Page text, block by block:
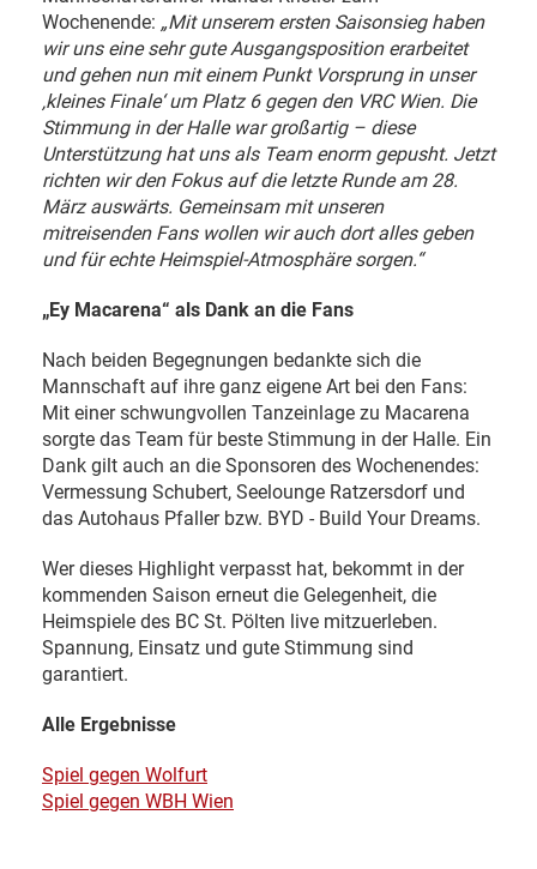
Wochenende: „Mit unserem ersten Saisonsieg haben
wir uns eine sehr gute Ausgangsposition erarbeitet
und gehen nun mit einem Punkt Vorsprung in unser
‚kleines Finale‘ um Platz 6 gegen den VRC Wien. Die
Stimmung in der Halle war großartig – diese
Unterstützung hat uns als Team enorm gepusht. Jetzt
richten wir den Fokus auf die letzte Runde am 28.
März auswärts. Gemeinsam mit unseren
mitreisenden Fans wollen wir auch dort alles geben
und für echte Heimspiel-Atmosphäre sorgen.“
„Ey Macarena“ als Dank an die Fans
Nach beiden Begegnungen bedankte sich die
Mannschaft auf ihre ganz eigene Art bei den Fans:
Mit einer schwungvollen Tanzeinlage zu Macarena
sorgte das Team für beste Stimmung in der Halle. Ein
Dank gilt auch an die Sponsoren des Wochenendes:
Vermessung Schubert, Seelounge Ratzersdorf und
das Autohaus Pfaller bzw. BYD - Build Your Dreams.
Wer dieses Highlight verpasst hat, bekommt in der
kommenden Saison erneut die Gelegenheit, die
Heimspiele des BC St. Pölten live mitzuerleben.
Spannung, Einsatz und gute Stimmung sind
garantiert.
Alle Ergebnisse
Spiel gegen Wolfurt
Spiel gegen WBH Wien